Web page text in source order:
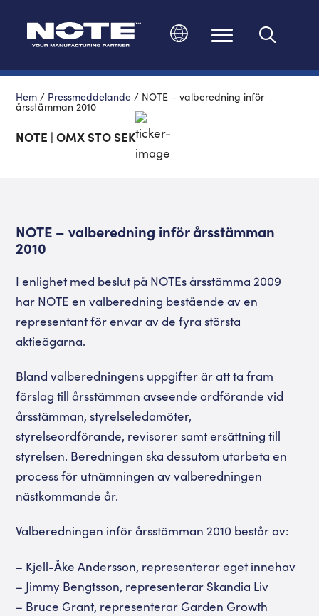
Hem / Pressmeddelande / NOTE – valberedning inför
årsstämman 2010
NOTE | OMX STO SEK
NOTE – valberedning inför årsstämman
2010
I enlighet med beslut på NOTEs årsstämma 2009
har NOTE en valberedning bestående av en
representant för envar av de fyra största
aktieägarna.
Bland valberedningens uppgifter är att ta fram
förslag till årsstämman avseende ordförande vid
årsstämman, styrelseledamöter,
styrelseordförande, revisorer samt ersättning till
styrelsen. Beredningen ska dessutom utarbeta en
process för utnämningen av valberedningen
nästkommande år.
Valberedningen inför årsstämman 2010 består av:
– Kjell-Åke Andersson, representerar eget innehav
– Jimmy Bengtsson, representerar Skandia Liv
– Bruce Grant, representerar Garden Growth